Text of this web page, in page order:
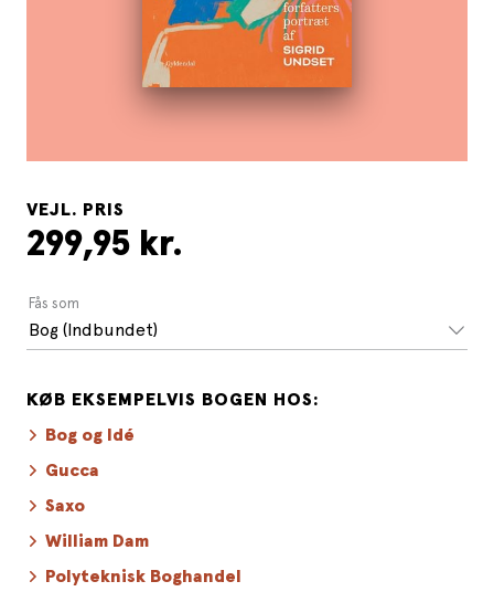
VEJL. PRIS
299,95 kr.
Fås som
Bog (Indbundet)
KØB EKSEMPELVIS BOGEN HOS:
Bog og Idé
Gucca
Saxo
William Dam
Polyteknisk Boghandel